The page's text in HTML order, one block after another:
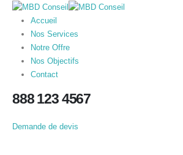
Accueil
Nos Services
Notre Offre
Nos Objectifs
Contact
888 123 4567
Demande de devis